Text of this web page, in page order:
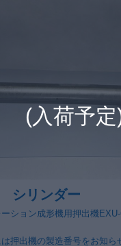
シリンダー
ション成形機用押出機
押出機の製造番号をお知ら
(入荷予定